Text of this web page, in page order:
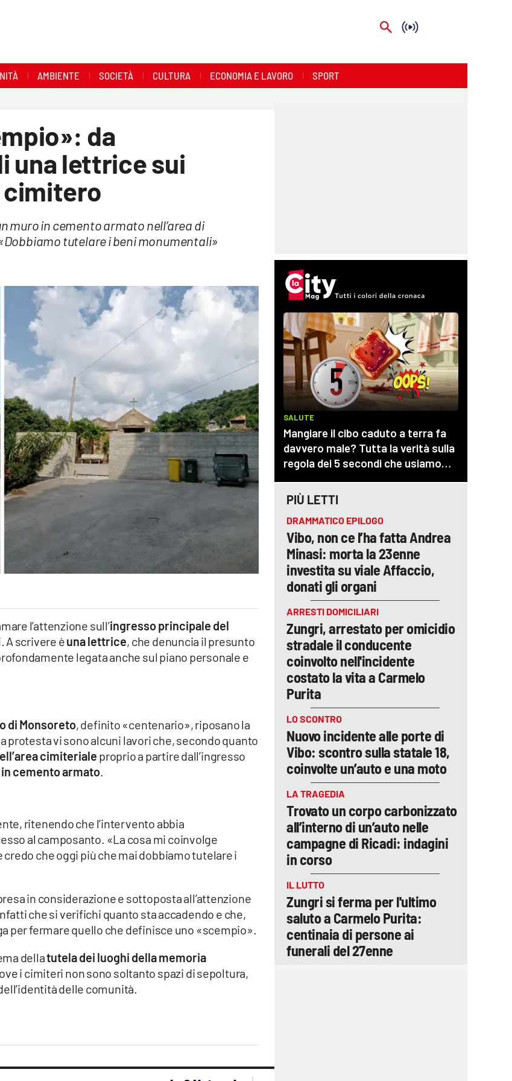
AMBIENTE SOCIETÀ CULTURA ECONOMIA E LAVORO SPORT
da
una lettrice sui
cimitero
muro in cemento armato nell’area di
tutelare i beni monumentali»
l’attenzione sull’ingresso principale del
A scrivere èuna lettrice, che denuncia il presunto
legata anche sul piano personale e
di Monsoreto, definito «centenario», riposano la
protesta vi sono alcuni lavori che, secondo quanto
cimiteriale proprio a partire dall’ingresso
cemento armato.
ritenendo che l’intervento abbia
al camposanto. «La cosa mi coinvolge
che oggi più che mai dobbiamo tutelare i
in considerazione e sottoposta all’attenzione
che si verifichi quanto sta accadendo e che,
per fermare quello che definisce uno «scempio».
dellatutela dei luoghi della memoria
i cimiteri non sono soltanto spazi di sepoltura,
delle comunità.
PIÙ LETTI
DRAMMATICO EPILOGO
Vibo, non ce l’ha fatta Andrea
Minasi: morta la 23enne
investita su viale Affaccio,
donati gli organi
ARRESTI DOMICILIARI
Zungri, arrestato per omicidio
stradale il conducente
coinvolto nell'incidente
costato la vita a Carmelo
Purita
LO SCONTRO
Nuovo incidente alle porte di
Vibo: scontro sulla statale 18,
coinvolte un’auto e una moto
LA TRAGEDIA
Trovato un corpo carbonizzato
all’interno di un’auto nelle
campagne di Ricadi: indagini
in corso
IL LUTTO
Zungri si ferma per l'ultimo
saluto a Carmelo Purita:
centinaia di persone ai
funerali del 27enne